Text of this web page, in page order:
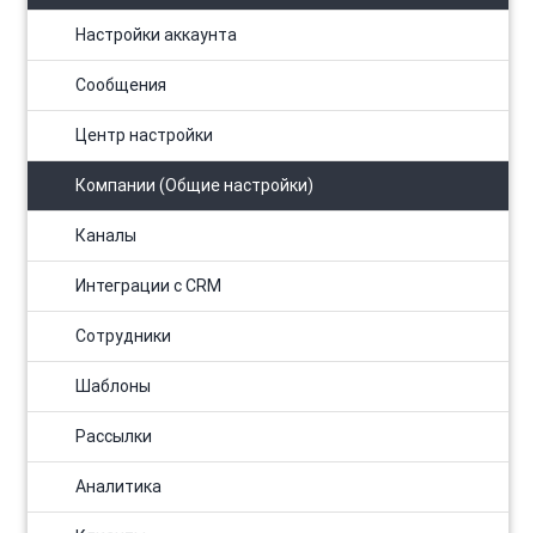
Настройки аккаунта
Сообщения
Центр настройки
Компании (Общие настройки)
Каналы
Интеграции с CRM
Сотрудники
Шаблоны
Рассылки
Аналитика